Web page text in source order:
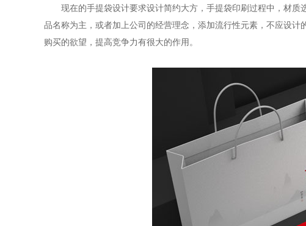
现在的手提袋设计要求设计简约大方，手提袋印刷过程中，材
品名称为主，或者加上公司的经营理念，添加流行性元素，不应设
购买的欲望，提高竞争力有很大的作用。